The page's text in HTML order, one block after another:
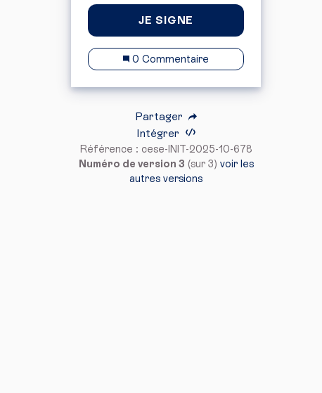
JE SIGNE
0 Commentaire
Partager
Intégrer
Référence : cese-INIT-2025-10-678
Numéro de version 3 (sur 3) voir les
autres versions